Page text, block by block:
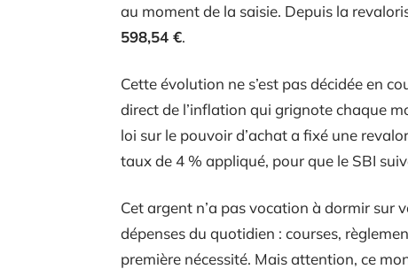
au moment de la saisie. Depuis la
598,54 €.
Cette évolution ne s’est pas décidée en
direct de l’inflation qui grignote chaque
loi sur le pouvoir d’achat a fixé une
taux de 4 % appliqué, pour que le SBI
Cet argent n’a pas vocation à dormir sur
dépenses du quotidien : courses,
première nécessité. Mais attention, ce